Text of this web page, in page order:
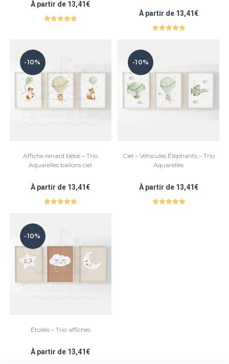
À partir de 13,41€
À partir de 13,41€
-10%
Affiche renard bébé – Trio
Aquarelles ballons ciel
À partir de 13,41€
-10%
Ciel – Véhicules Éléphants – Trio
Aquarelles
À partir de 13,41€
-10%
Étoiles – Trio affiches
À partir de 13,41€